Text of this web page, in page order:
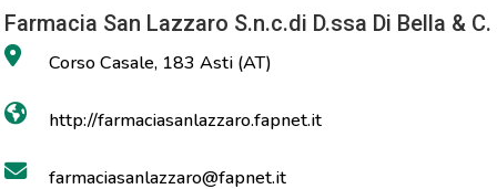
Farmacia San Lazzaro S.n.c.di D.ssa Di Bella & C.
Corso Casale, 183 Asti (AT)
http://farmaciasanlazzaro.fapnet.it
farmaciasanlazzaro@fapnet.it